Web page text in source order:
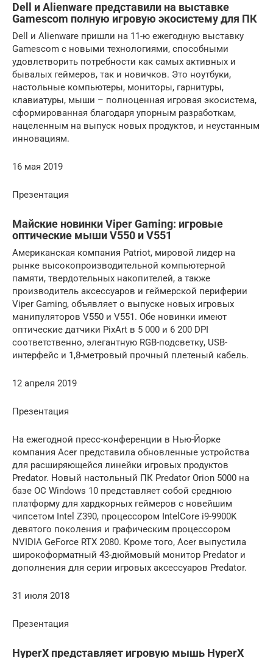
Dell и Alienware представили на выставке
Gamescom полную игровую экосистему для ПК
Dell и Alienware пришли на 11-ю ежегодную выставку
Gamescom с новыми технологиями, способными
удовлетворить потребности как самых активных и
бывалых геймеров, так и новичков. Это ноутбуки,
настольные компьютеры, мониторы, гарнитуры,
клавиатуры, мыши – полноценная игровая экосистема,
сформированная благодаря упорным разработкам,
нацеленным на выпуск новых продуктов, и неустанным
инновациям.
16 мая 2019
Презентация
Майские новинки Viper Gaming: игровые
оптические мыши V550 и V551
Американская компания Patriot, мировой лидер на
рынке высокопроизводительной компьютерной
памяти, твердотельных накопителей, а также
производитель аксессуаров и геймерской периферии
Viper Gaming, объявляет о выпуске новых игровых
манипуляторов V550 и V551. Обе новинки имеют
оптические датчики PixArt в 5 000 и 6 200 DPI
соответственно, элегантную RGB-подсветку, USB-
интерфейс и 1,8-метровый прочный плетеный кабель.
12 апреля 2019
Презентация
На ежегодной пресс-конференции в Нью-Йорке
компания Acer представила обновленные устройства
для расширяющейся линейки игровых продуктов
Predator. Новый настольный ПК Predator Orion 5000 на
базе ОС Windows 10 представляет собой среднюю
платформу для хардкорных геймеров с новейшим
чипсетом Intel Z390, процессором IntelCore i9-9900K
девятого поколения и графическим процессором
NVIDIA GeForce RTX 2080. Кроме того, Acer выпустила
широкоформатный 43-дюймовый монитор Predator и
дополнения для серии игровых аксессуаров Predator.
31 июля 2018
Презентация
HyperX представляет игровую мышь HyperX